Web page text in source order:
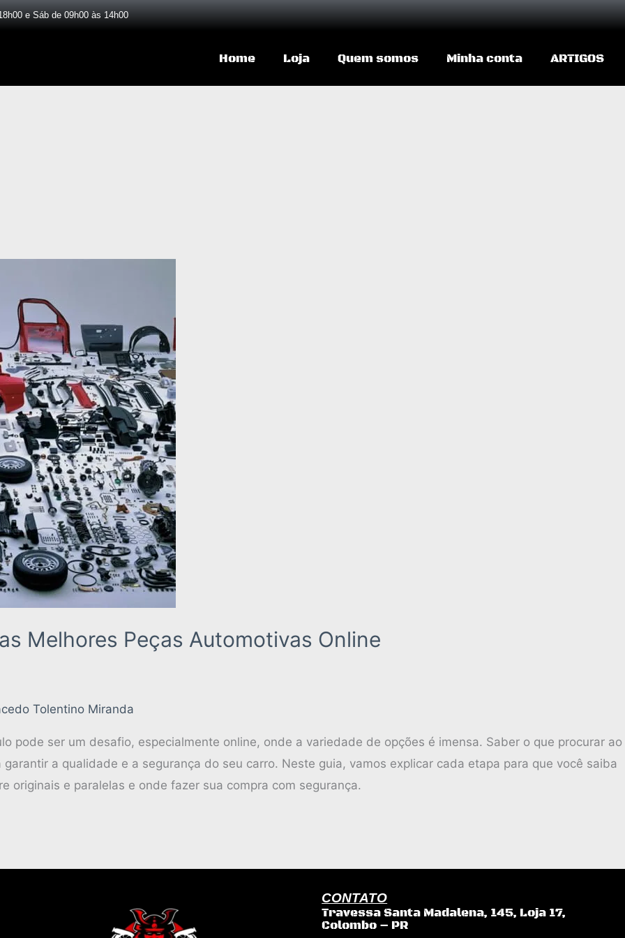
e Sáb de 09h00 às 14h00
Home Loja Quem somos Minha conta ARTIGOS
Melhores Peças Automotivas Online
Tolentino Miranda
pode ser um desafio, especialmente online, onde a variedade de opções é imensa. Saber o que procurar ao
a qualidade e a segurança do seu carro. Neste guia, vamos explicar cada etapa para que você saiba
originais e paralelas e onde fazer sua compra com segurança.
CONTATO
Travessa Santa Madalena, 145, Loja 17,
Colombo – PR